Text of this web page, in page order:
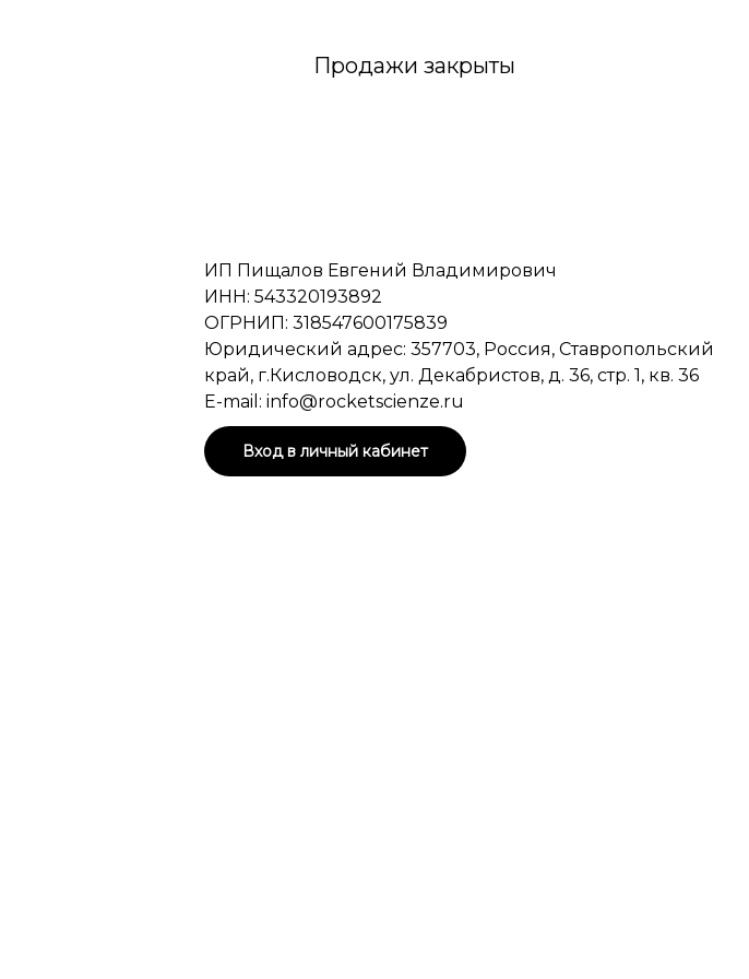
Продажи закрыты
ИП Пищалов Евгений Владимирович
ИНН: 543320193892
ОГРНИП: 318547600175839
Юридический адрес: 357703, Россия, Ставропольский
край, г.Кисловодск, ул. Декабристов, д. 36, стр. 1, кв. 36
E-mail: info@rocketscienze.ru
Вход в личный кабинет